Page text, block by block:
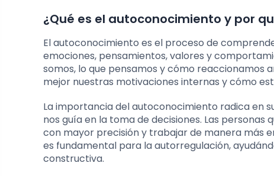
¿Qué es el autoconocimiento y por
El autoconocimiento es el proceso de
emociones, pensamientos, valores y
somos, lo que pensamos y cómo
mejor nuestras motivaciones internas y cómo
La importancia del autoconocimiento radica en
nos guía en la toma de decisiones. Las
con mayor precisión y trabajar de manera más
es fundamental para la autorregulación,
constructiva.